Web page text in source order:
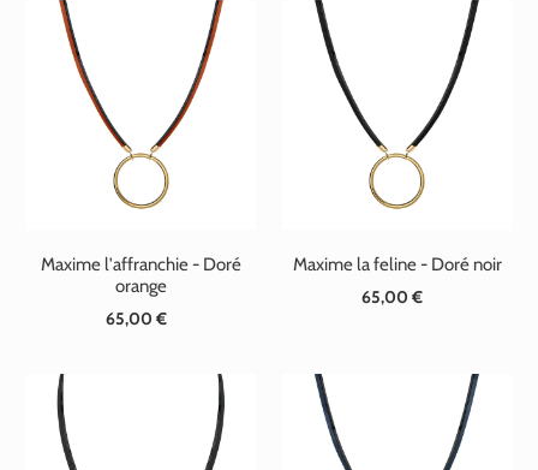
i
o
:
Maxime l'affranchie - Doré
orange
Prix
65,00 €
Maxime la feline - Doré noir
Prix
65,00 €